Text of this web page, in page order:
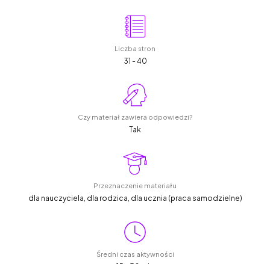
Liczba stron
31 - 40
Czy materiał zawiera odpowiedzi?
Tak
Przeznaczenie materiału
dla nauczyciela, dla rodzica, dla ucznia (praca samodzielne)
Średni czas aktywności